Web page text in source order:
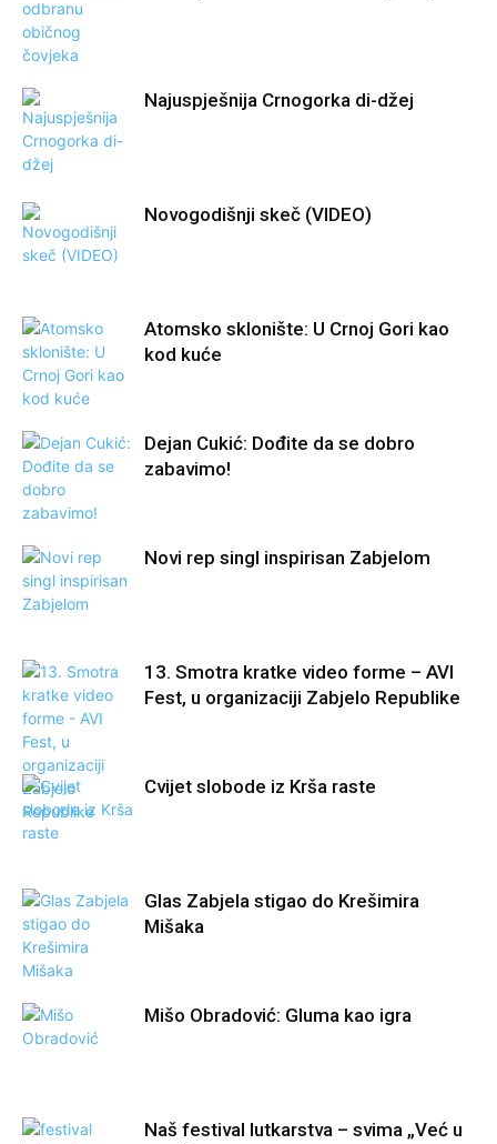
Najuspješnija Crnogorka di-džej
Novogodišnji skeč (VIDEO)
Atomsko sklonište: U Crnoj Gori kao
kod kuće
Dejan Cukić: Dođite da se dobro
zabavimo!
Novi rep singl inspirisan Zabjelom
13. Smotra kratke video forme – AVI
Fest, u organizaciji Zabjelo Republike
Cvijet slobode iz Krša raste
Glas Zabjela stigao do Krešimira
Mišaka
Mišo Obradović: Gluma kao igra
Naš festival lutkarstva – svima „Već u